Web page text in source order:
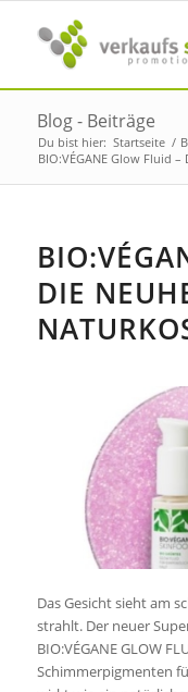
Blog - Beiträge
Du bist hier: Startseite /
BIO:VÉGANE Glow Fluid
DIE
Das Gesicht sieht am
strahlt. Der neuer
BIO:VÉGANE GLOW
Schimmerpigmenten